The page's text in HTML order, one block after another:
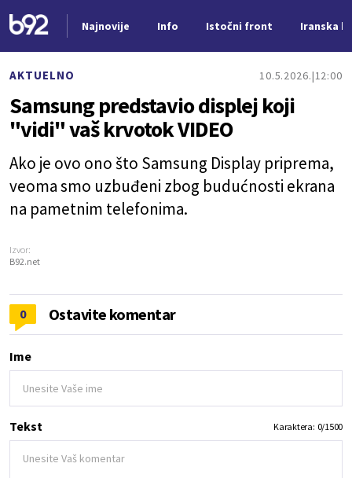
Najnovije Info Istočni front Iranska
AKTUELNO 10.5.2026. 12:00
Samsung predstavio displej koji
"vidi" vaš krvotok VIDEO
Ako je ovo ono što Samsung Display priprema,
veoma smo uzbuđeni zbog budućnosti ekrana
na pametnim telefonima.
Izvor:
B92.net
0 Ostavite komentar
Ime
Tekst Karaktera: 0/1500